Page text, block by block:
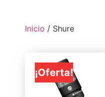
Inicio / Shure
¡Oferta!